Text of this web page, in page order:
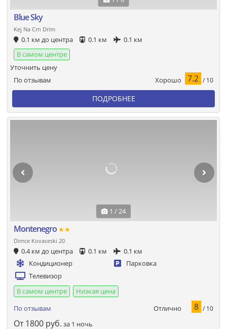
Blue Sky
Kej Na Crn Drim
0.1 км до центра 0.1 км
0.1 км
В самом центре
По отзывам Хорошо 7.2 / 10
Уточнить цену
ПОДРОБНЕЕ
1 / 24
Montenegro ★★
Dimce Kovaceski 20
0.4 км до центра 0.1 км
0.1 км
Кондиционер
Парковка
Телевизор
В самом центре
Низкая цена
По отзывам
Отлично 8 / 10
От 1800 руб. за 1 ночь